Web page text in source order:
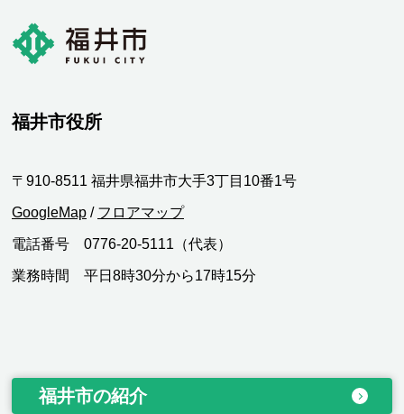
福井市役所
〒910-8511 福井県福井市大手3丁目10番1号
GoogleMap / フロアマップ
電話番号 0776-20-5111（代表）
業務時間 平日8時30分から17時15分
福井市の紹介